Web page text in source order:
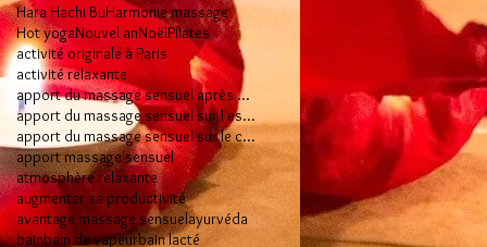
Hara Hachi BuHarmonie massage
Hot yogaNouvel anNoëlPilates
activité originale à Paris
activité relaxante
apport du massage sensuel après 50 ans
apport du massage sensuel sur l'esprit
apport du massage sensuel sur le corps
apport massage sensuel
atmosphère relaxante
augmenter sa productivité
avantage massage sensuelayurvéda
bainbain de vapeurbain lacté